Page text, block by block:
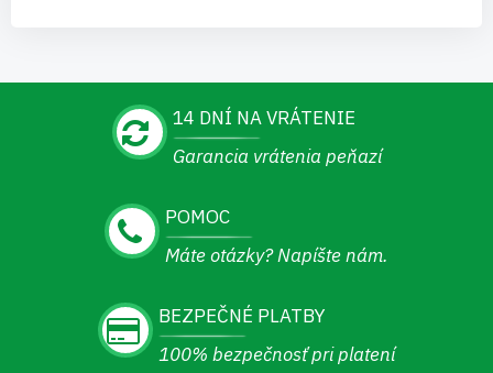
14 DNÍ NA VRÁTENIE
Garancia vrátenia peňazí
POMOC
Máte otázky? Napíšte nám.
BEZPEČNÉ PLATBY
100% bezpečnosť pri platení